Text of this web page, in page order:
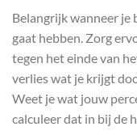
Belangrijk wanneer je
gaat hebben. Zorg
tegen het einde van
verlies wat je krijgt
Weet je wat jouw
calculeer dat in bij de